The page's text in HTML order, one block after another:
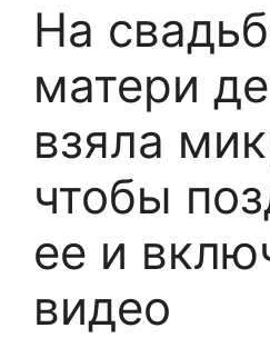
На
матери
взяла
чтобы
ее и
видео